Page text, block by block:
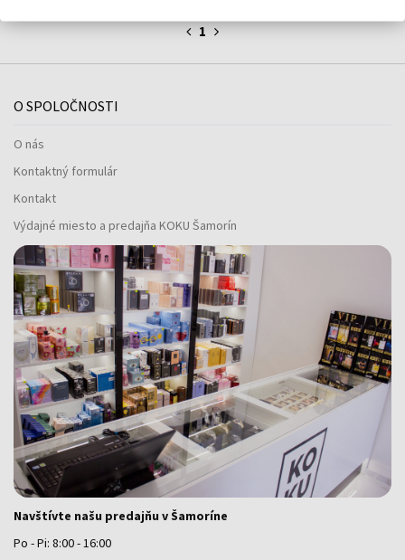
1
O SPOLOČNOSTI
O nás
Kontaktný formulár
Kontakt
Výdajné miesto a predajňa KOKU Šamorín
Navštívte našu predajňu v Šamoríne
Po - Pi: 8:00 - 16:00